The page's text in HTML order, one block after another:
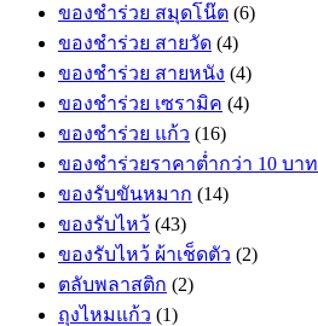
ของชำร่วย สมุดโน๊ต (6)
ของชำร่วย สายวัด (4)
ของชำร่วย สายหนัง (4)
ของชำร่วย เซรามิค (4)
ของชำร่วย แก้ว (16)
ของชำร่วยราคาต่ำกว่า 10 บาท
ของรับขันหมาก (14)
ของรับไหว้ (43)
ของรับไหว้ ผ้าเช็ดตัว (2)
ตลับพลาสติก (2)
ถุงไหมแก้ว (1)